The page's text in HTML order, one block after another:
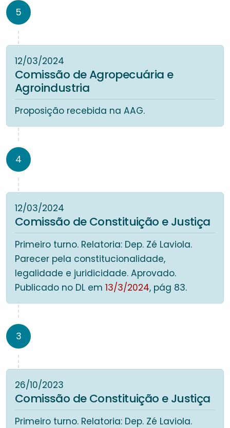
5
12/03/2024
Comissão de Agropecuária e
Agroindustria
Proposição recebida na AAG.
4
12/03/2024
Comissão de Constituição e Justiça
Primeiro turno. Relatoria: Dep. Zé Laviola.
Parecer pela constitucionalidade,
legalidade e juridicidade. Aprovado.
Publicado no DL em 13/3/2024, pág 83.
3
26/10/2023
Comissão de Constituição e Justiça
Primeiro turno. Relatoria: Dep. Zé Laviola.